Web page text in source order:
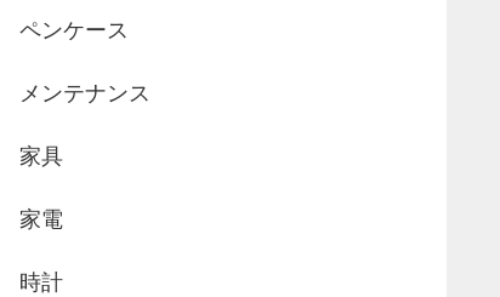
ペンケース
メンテナンス
家具
家電
時計